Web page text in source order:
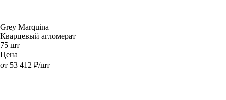
Grey Marquina
Кварцевый агломерат
75 шт
Цена
от 53 412 ₽/шт